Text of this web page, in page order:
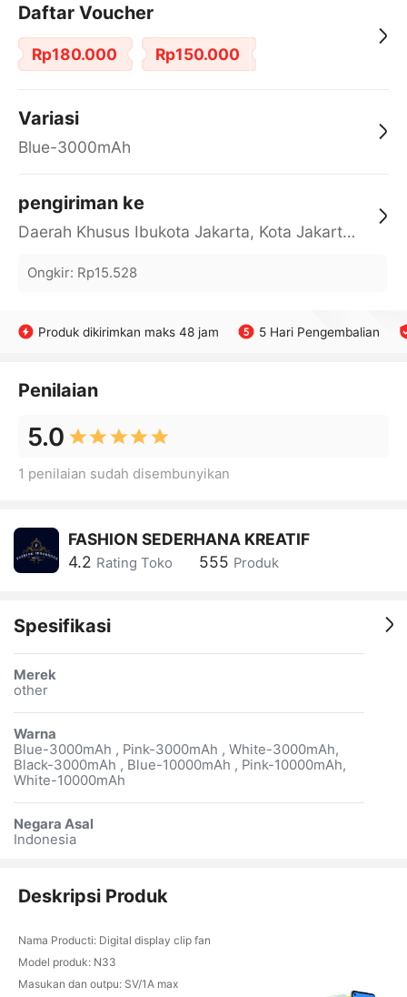
Daftar Voucher
Rp180.000 Rp150.000
Variasi
Blue-3000mAh
pengiriman ke
Daerah Khusus Ibukota Jakarta, Kota Jakarta Barat, Cengkareng, yy
Ongkir: Rp15.528
Produk dikirimkan maks 48 jam 5 Hari Pengembalian
Penilaian
5.0
1 penilaian sudah disembunyikan
FASHION SEDERHANA KREATIF
4.2 Rating Toko 555 Produk
Spesifikasi
Merek
other
Warna
Blue-3000mAh , Pink-3000mAh , White-3000mAh,
Black-3000mAh , Blue-10000mAh , Pink-10000mAh,
White-10000mAh
Negara Asal
Indonesia
Deskripsi Produk
Nama Producti: Digital display clip fan
Model produk: N33
Masukan dan outpu: SV/1A max